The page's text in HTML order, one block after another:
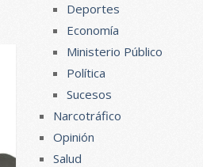
Deportes
Economía
Ministerio Público
Política
Sucesos
Narcotráfico
Opinión
Salud